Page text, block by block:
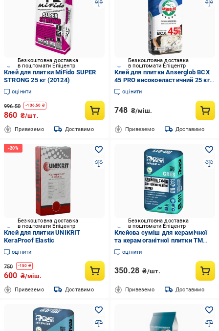
Безкоштовна доставка
в поштомати Епіцентр
Клей для плитки MiFido SUPER
STRONG 25 кг (20124)
оцінити
996.50 -136.50 ₴
860 ₴/шт.
Привеземо Доставимо
Безкоштовна доставка
в поштомати Епіцентр
Клей для плитки Anserglob BCX
45 PRO високоеластичний 25 кг
(95255)
оцінити
748 ₴/міш.
Привеземо Доставимо
Безкоштовна доставка
в поштомати Епіцентр
Клей для плитки UNIKRIT
KeraProof Elastic
оцінити
750 -150 ₴
600 ₴/міш.
Привеземо Доставимо
Безкоштовна доставка
в поштомати Епіцентр
Клейова суміш для керамічної
та керамоганітної плитки ТМ
Поліпласт ПП-011 Gres 25 кг
оцінити
350.28 ₴/шт.
Привеземо Доставимо